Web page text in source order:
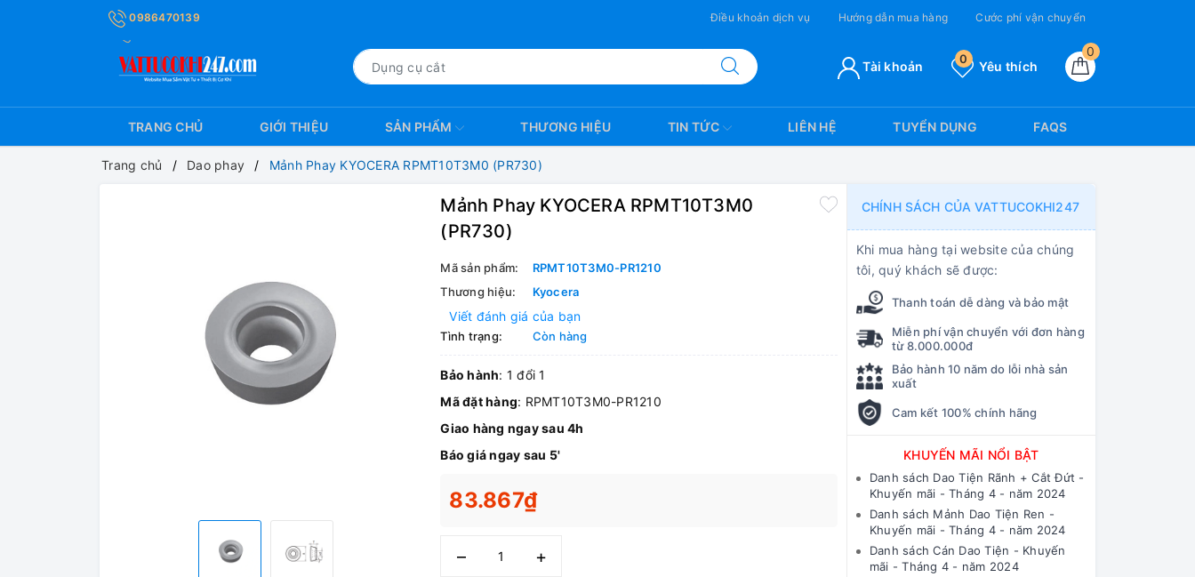
0986470139 Điều khoản dịch vụ Hướng dẫn mua hàng Cước phí vận chuyển
0
Yêu thích
0
Tài khoản
TRANG CHỦ GIỚI THIỆU SẢN PHẨM THƯƠNG HIỆU TIN TỨC LIÊN HỆ TUYỂN DỤNG FAQS
Trang chủ Dao phay Mảnh Phay KYOCERA RPMT10T3M0 (PR730)
Mảnh Phay KYOCERA RPMT10T3M0
(PR730)
Mã sản phẩm:
RPMT10T3M0-PR1210
Thương hiệu:
Kyocera
Viết đánh giá của bạn
Tình trạng: Còn hàng
Bảo hành: 1 đổi 1
Mã đặt hàng: RPMT10T3M0-PR1210
Giao hàng ngay sau 4h
Báo giá ngay sau 5'
83.867₫
– +
CHÍNH SÁCH CỦA VATTUCOKHI247
Khi mua hàng tại website của chúng
tôi, quý khách sẽ được:
Thanh toán dễ dàng và bảo mật
Miễn phí vận chuyển với đơn hàng
từ 8.000.000đ
Bảo hành 10 năm do lỗi nhà sản
xuất
Cam kết 100% chính hãng
KHUYẾN MÃI NỔI BẬT
Danh sách Dao Tiện Rãnh + Cắt Đứt -
Khuyến mãi - Tháng 4 - năm 2024
Danh sách Mảnh Dao Tiện Ren -
Khuyến mãi - Tháng 4 - năm 2024
Danh sách Cán Dao Tiện - Khuyến
mãi - Tháng 4 - năm 2024